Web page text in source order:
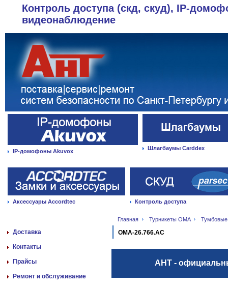
Контроль доступа (скд, скуд), IP-
видеонаблюдение
IP-домофоны Akuvox Шлагбаумы Carddex
Аксессуары Accordtec Контроль доступа
Главная Турникеты OMA Тумбовые
Доставка
Контакты
Прайсы
Ремонт и обслуживание
ОМА-26.766.АС
АНТ -